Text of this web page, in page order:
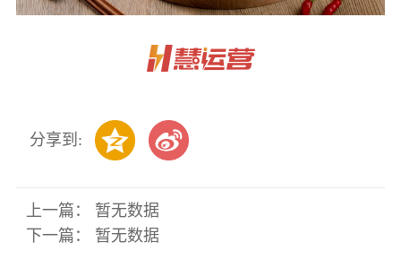
分享到:
上一篇： 暂无数据
下一篇： 暂无数据